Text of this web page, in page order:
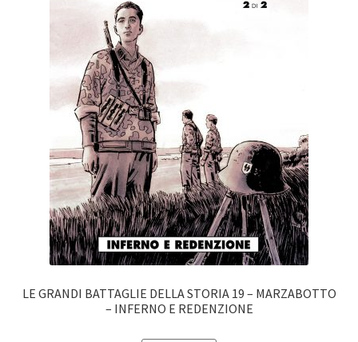
LE GRANDI BATTAGLIE DELLA STORIA 19 – MARZABOTTO
– INFERNO E REDENZIONE